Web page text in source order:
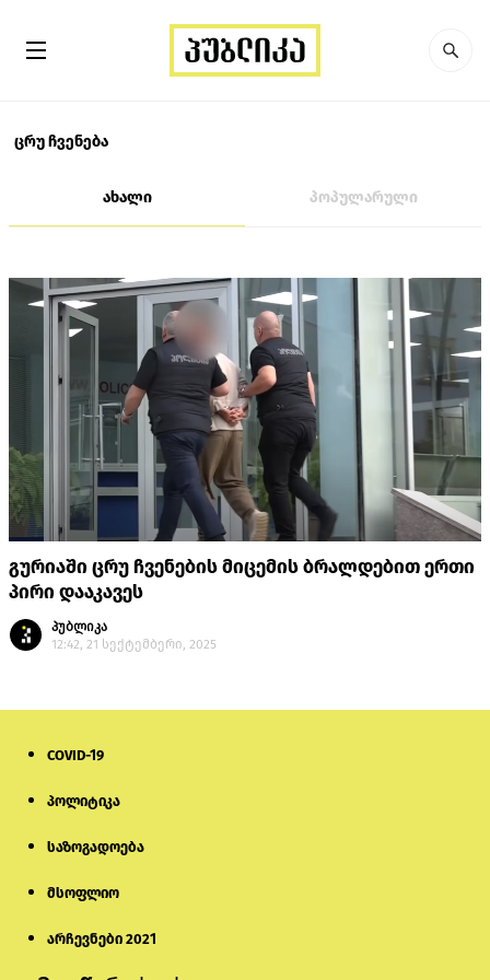
ცრუ ჩვენება
ახალი პოპულარული
გურიაში ცრუ ჩვენების მიცემის ბრალდებით ერთი
პირი დააკავეს
პუბლიკა
12:42, 21 სექტემბერი, 2025
COVID-19
პოლიტიკა
საზოგადოება
მსოფლიო
არჩევნები 2021